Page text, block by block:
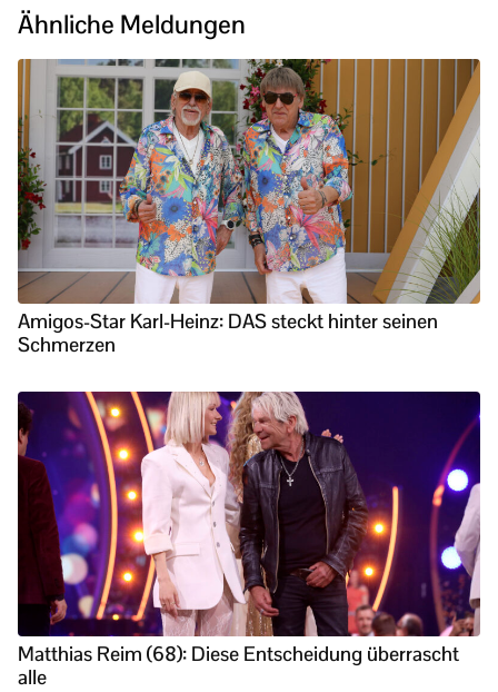
Ähnliche Meldungen
Amigos-Star Karl-Heinz: DAS steckt hinter seinen
Schmerzen
Matthias Reim (68): Diese Entscheidung überrascht
alle